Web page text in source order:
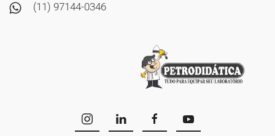
(11) 97144-0346